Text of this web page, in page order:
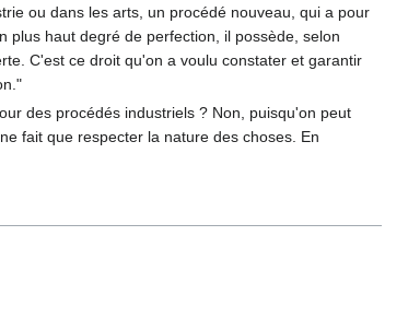
ou dans les arts, un procédé nouveau, qui a pour
plus haut degré de perfection, il possède, selon
C'est ce droit qu'on a voulu constater et garantir
des procédés industriels ? Non, puisqu'on peut
fait que respecter la nature des choses. En